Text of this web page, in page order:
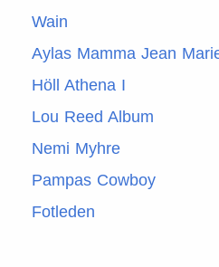
Wain
Aylas Mamma Jean
Höll Athena I
Lou Reed Album
Nemi Myhre
Pampas Cowboy
Fotleden